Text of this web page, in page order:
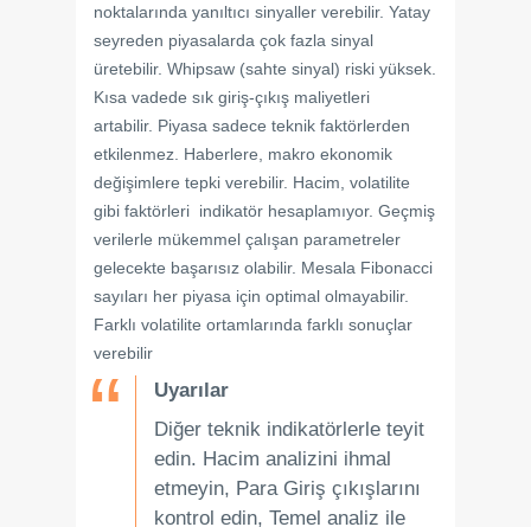
noktalarında yanıltıcı sinyaller verebilir. Yatay
seyreden piyasalarda çok fazla sinyal
üretebilir. Whipsaw (sahte sinyal) riski yüksek.
Kısa vadede sık giriş-çıkış maliyetleri
artabilir. Piyasa sadece teknik faktörlerden
etkilenmez. Haberlere, makro ekonomik
değişimlere tepki verebilir. Hacim, volatilite
gibi faktörleri indikatör hesaplamıyor. Geçmiş
verilerle mükemmel çalışan parametreler
gelecekte başarısız olabilir. Mesala Fibonacci
sayıları her piyasa için optimal olmayabilir.
Farklı volatilite ortamlarında farklı sonuçlar
verebilir
Uyarılar
Diğer teknik indikatörlerle teyit
edin. Hacim analizini ihmal
etmeyin, Para Giriş çıkışlarını
kontrol edin, Temel analiz ile